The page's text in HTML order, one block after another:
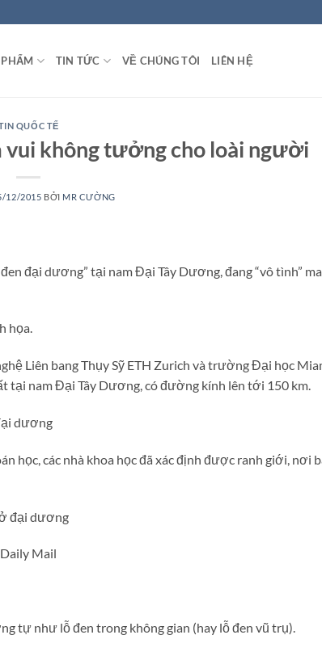
TIN TỨC VỀ CHÚNG TÔI LIÊN HỆ
QUỐC TẾ
không tưởng cho loài người
12/2015 BỞI MR CƯỜNG
đại dương” tại nam Đại Tây Dương, đang “vô tình”
họa.
Liên bang Thụy Sỹ ETH Zurich và trường Đại học
tại nam Đại Tây Dương, có đường kính lên tới 150 km.
dương
học, các nhà khoa học đã xác định được ranh giới, nơi
Mail
tự như lỗ đen trong không gian (hay lỗ đen vũ trụ).